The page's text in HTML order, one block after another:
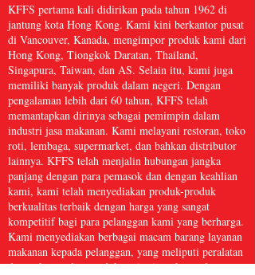
KFFS pertama kali didirikan pada tahun 1962 di
jantung kota Hong Kong. Kami kini berkantor pusat
di Vancouver, Kanada, mengimpor produk kami dari
Hong Kong, Tiongkok Daratan, Thailand,
Singapura, Taiwan, dan AS. Selain itu, kami juga
memiliki banyak produk dalam negeri. Dengan
pengalaman lebih dari 60 tahun, KFFS telah
memantapkan dirinya sebagai pemimpin dalam
industri jasa makanan. Kami melayani restoran, toko
roti, lembaga, supermarket, dan bahkan distributor
lainnya. KFFS telah menjalin hubungan jangka
panjang dengan para pemasok dan dengan keahlian
kami, kami telah menyediakan produk-produk
berkualitas terbaik dengan harga yang sangat
kompetitif bagi para pelanggan kami yang berharga.
Kami menyediakan berbagai macam barang layanan
makanan kepada pelanggan, yang meliputi peralatan
dapur, kertas dan produk sanitasi, makanan laut